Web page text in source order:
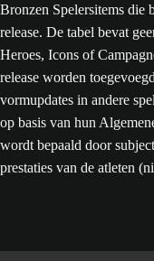
Bronzen Spelersitems die
release. De tabel bevat
Heroes, Icons of
release worden
vormupdates in andere
op basis van hun
wordt bepaald door
prestaties van de atleten